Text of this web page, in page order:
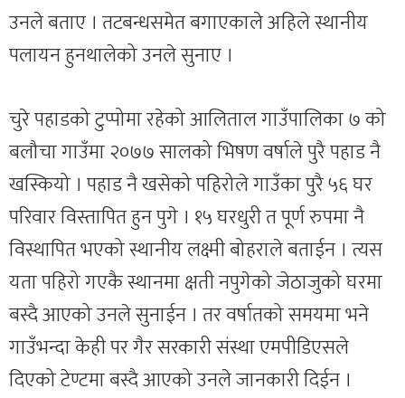
उनले बताए । तटबन्धसमेत बगाएकाले अहिले स्थानीय
पलायन हुनथालेको उनले सुनाए ।
चुरे पहाडको टुप्पोमा रहेको आलिताल गाउँपालिका ७ को
बलौचा गाउँमा २०७७ सालको भिषण वर्षाले पुरै पहाड नै
खस्कियो । पहाड नै खसेको पहिरोले गाउँका पुरै ५६ घर
परिवार विस्तापित हुन पुगे । १५ घरधुरी त पूर्ण रुपमा नै
विस्थापित भएको स्थानीय लक्ष्मी बोहराले बताईन । त्यस
यता पहिरो गएकै स्थानमा क्षती नपुगेको जेठाजुको घरमा
बस्दै आएको उनले सुनाईन । तर वर्षातको समयमा भने
गाउँभन्दा केही पर गैर सरकारी संस्था एमपीडिएसले
दिएको टेण्टमा बस्दै आएको उनले जानकारी दिईन ।